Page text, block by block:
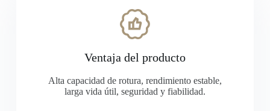
Ventaja del producto
Alta capacidad de rotura, rendimiento estable,
larga vida útil, seguridad y fiabilidad.